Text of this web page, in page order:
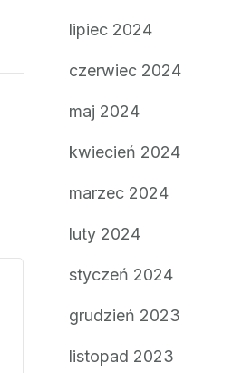
lipiec 2024
czerwiec 2024
maj 2024
kwiecień 2024
marzec 2024
luty 2024
styczeń 2024
grudzień 2023
listopad 2023